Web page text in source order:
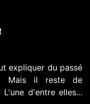
expliquer du passé
Mais il reste de
d'entre elles...